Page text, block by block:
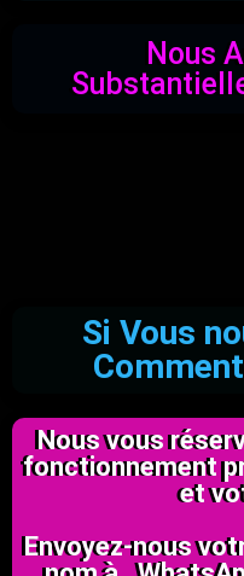
Nous
Si Vous
Nous vous
fonctionnement
et
Envoyez-nous